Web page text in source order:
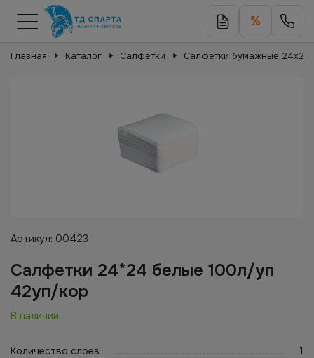
%
Главная Каталог Салфетки Салфетки бумажные 24х24
Артикул: 00423
Салфетки 24*24 белые 100л/уп
42уп/кор
В наличии
Количество слоев
1